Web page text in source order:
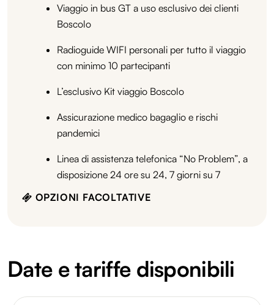
Viaggio in bus GT a uso esclusivo dei clienti
Boscolo
Radioguide WIFI personali per tutto il viaggio
con minimo 10 partecipanti
L’esclusivo Kit viaggio Boscolo
Assicurazione medico bagaglio e rischi
pandemici
Linea di assistenza telefonica “No Problem”, a
disposizione 24 ore su 24, 7 giorni su 7
OPZIONI FACOLTATIVE
Date e tariffe disponibili